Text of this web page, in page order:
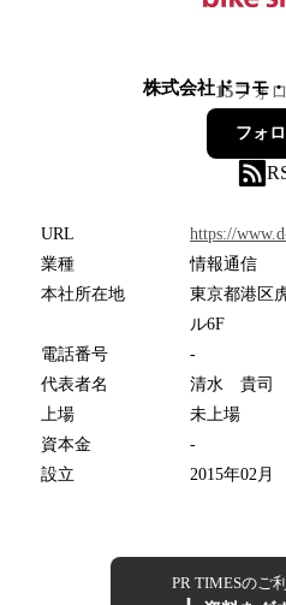
株式会社ドコモ
15フォ
フォ
URL
https://
業種
情報通信
本社所在地
東京都港区
ル6F
電話番号
-
代表者名
清水 貴司
上場
未上場
資本金
-
設立
2015年02月
PR TIMESのご